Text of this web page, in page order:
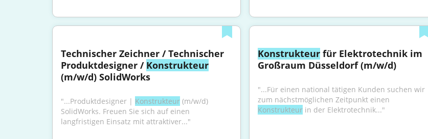
Technischer Zeichner / Technischer
Produktdesigner / Konstrukteur
(m/w/d) SolidWorks
"...Produktdesigner | Konstrukteur (m/w/d)
SolidWorks. Freuen Sie sich auf einen
langfristigen Einsatz mit attraktiver..."
Konstrukteur für Elektrotechnik im
Großraum Düsseldorf (m/w/d)
"...Für einen national tätigen Kunden suchen wir
Konstrukteur in der Elektrotechnik..."